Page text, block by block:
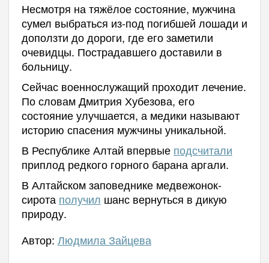
Несмотря на тяжёлое состояние, мужчина
сумел выбраться из-под погибшей лошади и
доползти до дороги, где его заметили
очевидцы. Пострадавшего доставили в
больницу.
Сейчас военнослужащий проходит лечение.
По словам Дмитрия Хубезова, его
состояние улучшается, а медики называют
историю спасения мужчины уникальной.
В Республике Алтай впервые подсчитали
приплод редкого горного барана аргали.
В Алтайском заповеднике медвежонок-
сирота получил шанс вернуться в дикую
природу.
Автор: Людмила Зайцева